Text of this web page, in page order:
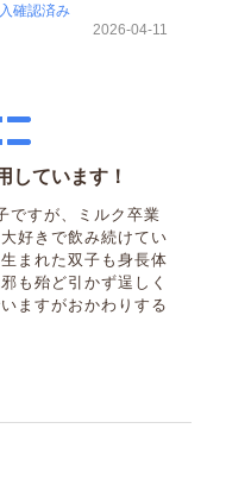
確認済み
2026-04-11
しています！
ですが、ミルク卒業
好きで飲み続けてい
まれた双子も身長体
も殆ど引かず逞しく
ますがおかわりする